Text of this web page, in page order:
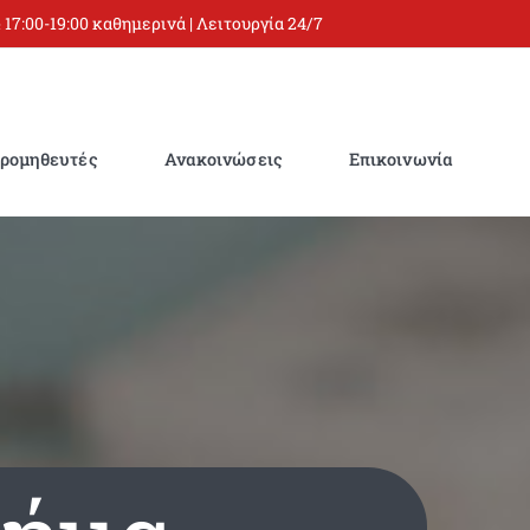
19:00 καθημερινά | Λειτουργία 24/7
Ανακοινώσεις Επικοινωνία